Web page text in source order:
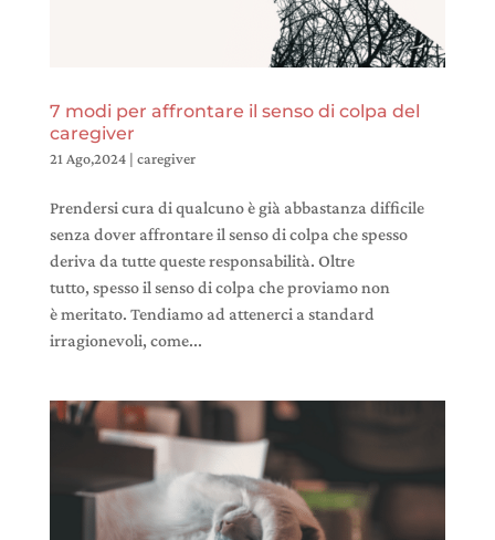
7 modi per affrontare il senso di colpa del
caregiver
21 Ago,2024| caregiver
Prendersi cura di qualcuno è già abbastanza difficile
senza dover affrontare il senso di colpa che spesso
deriva da tutte queste responsabilità. Oltre
tutto, spesso il senso di colpa che proviamo non
è meritato. Tendiamo ad attenerci a standard
irragionevoli, come...